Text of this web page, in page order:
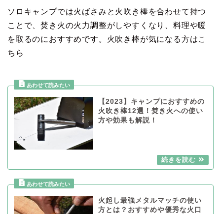
ソロキャンプでは火ばさみと火吹き棒を合わせて持つ
ことで、焚き火の火力調整がしやすくなり、料理や暖
を取るのにおすすめです。火吹き棒が気になる方はこ
ちら
【2023】キャンプにおすすめの
火吹き棒12選！焚き火への使い
方や効果も解説！
火起し最強メタルマッチの使い
方とは？おすすめや優秀な火口